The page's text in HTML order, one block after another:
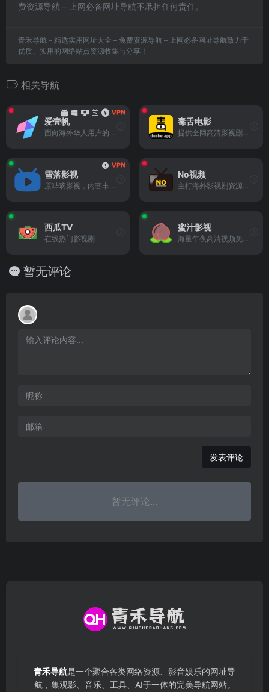
费资源导航 – 上网必备网址导航不承担任何责任。
青禾导航 – 精选实用网址大全 – 免费资源导航 – 上网必备网址导航致力于
优质、实用的网络站点资源收集与分享！
相关导航
爱壹帆
面向海外华人用户的综合在线影视网站
毒舌电影
提供全网高清影视剧的综合网站
雪落影视
原哔嘀影视，内容丰富的综合型老牌优质影视名站
No视频
主打海外影视剧资源，致力于最轻松的追剧体验
西瓜TV
在线热门影视剧
蜜汁影视
海量午夜高清视频免费在线观看！
暂无评论
发表评论
暂无评论...
青禾导航是一个聚合各类网络资源、影音娱乐的网址导
航，集观影、音乐、工具、AI于一体的完美导航网站。